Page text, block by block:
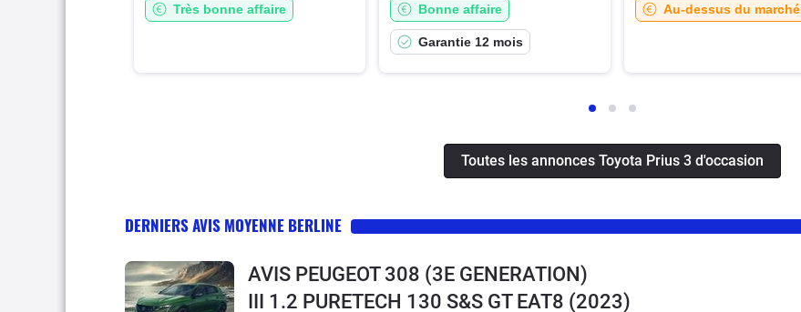
Très bonne affaire Bonne affaire
Garantie 12 mois
Au-dessus du marché
Toutes les annonces Toyota Prius 3 d'occasion
DERNIERS AVIS MOYENNE BERLINE
AVIS PEUGEOT 308 (3E GENERATION)
III 1.2 PURETECH 130 S&S GT EAT8 (2023)